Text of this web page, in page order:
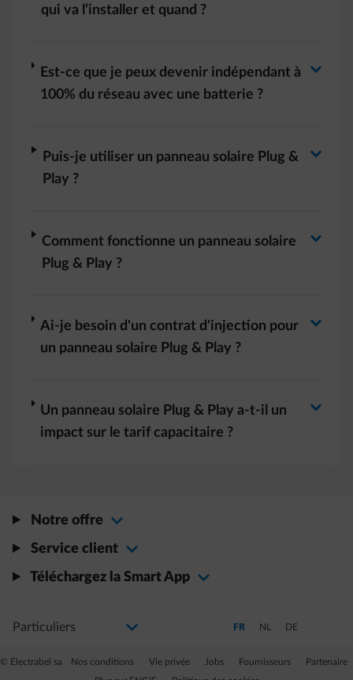
qui va l’installer et quand ?
Est-ce que je peux devenir indépendant à
100% du réseau avec une batterie ?
arrow-right
Puis-je utiliser un panneau solaire Plug &
Play ?
arrow-right
Comment fonctionne un panneau solaire
Plug & Play ?
arrow-right
Ai-je besoin d'un contrat d'injection pour
un panneau solaire Plug & Play ?
arrow-right
Un panneau solaire Plug & Play a-t-il un
impact sur le tarif capacitaire ?
arrow-right
Notre offre
Service client
Téléchargez la Smart App
Sélectionnez votre profil
La modification de la sélection permettra d'accéder à une nouvelle page
© Electrabel sa Nos conditions Vie privée Jobs Fournisseurs
Partenaire
Passer en Français (Langue
FR Passer en Néerlandais
NL Passer en
DE